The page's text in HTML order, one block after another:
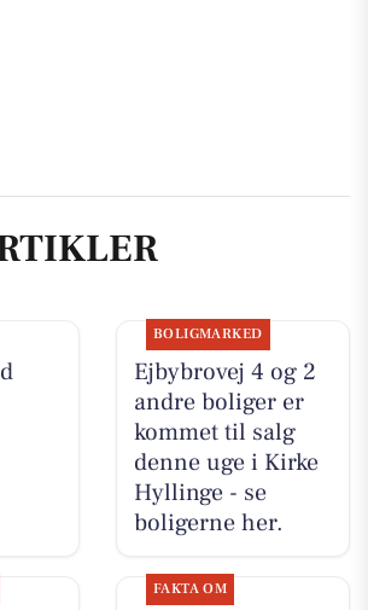
BOLIGMARKED
Ejbybrovej 4 og 2
andre boliger er
kommet til salg
denne uge i Kirke
Hyllinge - se
boligerne her.
FAKTA OM